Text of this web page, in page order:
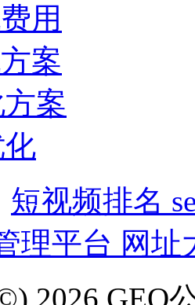
用
案
案
短视频排名
理平台 网
2026 GEO